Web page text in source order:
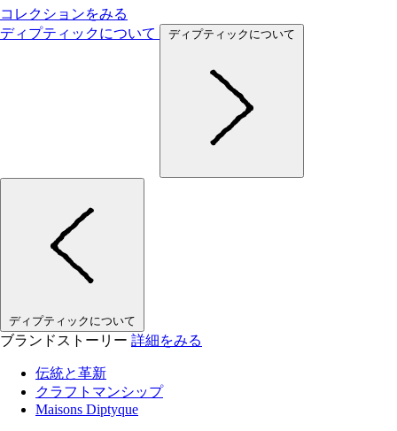
コレクションをみる
ディプティックについて
ディプティックについて
ディプティックについて
ブランドストーリー 詳細をみる
伝統と革新
クラフトマンシップ
Maisons Diptyque